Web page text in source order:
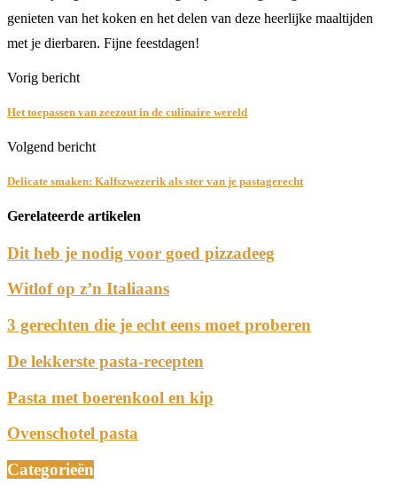
genieten van het koken en het delen van deze heerlijke maaltijden
met je dierbaren. Fijne feestdagen!
Vorig bericht
Het toepassen van zeezout in de culinaire wereld
Volgend bericht
Delicate smaken: Kalfszwezerik als ster van je pastagerecht
Gerelateerde artikelen
Dit heb je nodig voor goed pizzadeeg
Witlof op z’n Italiaans
3 gerechten die je echt eens moet proberen
De lekkerste pasta-recepten
Pasta met boerenkool en kip
Ovenschotel pasta
Categorieën